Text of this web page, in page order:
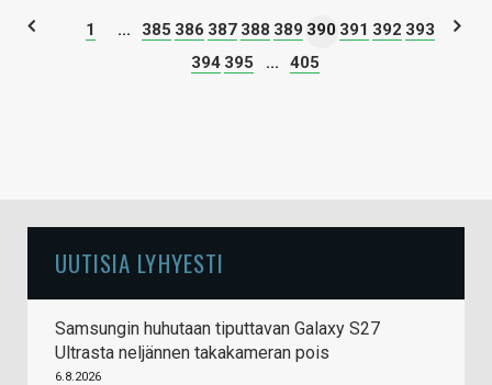
1 ... 385 386 387 388 389 390 391 392 393
394 395 ... 405
UUTISIA LYHYESTI
Samsungin huhutaan tiputtavan Galaxy S27
Ultrasta neljännen takakameran pois
6.8.2026